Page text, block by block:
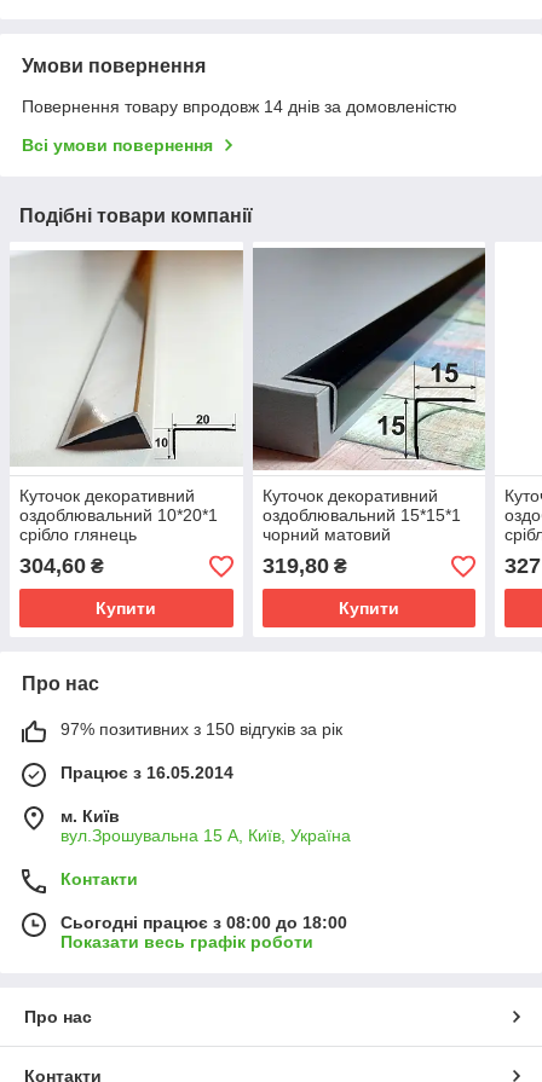
Умови повернення
Повернення товару впродовж 14 днів за домовленістю
Всі умови повернення
Подібні товари компанії
Куточок декоративний
оздоблювальний 10*20*1
срібло глянець
304,60 ₴
Купити
Куточок декоративний
оздоблювальний 15*15*1
чорний матовий
319,80₴
Купити
Про нас
97% позитивних з 150 відгуків за рік
Працює з 16.05.2014
м. Київ
вул.Зрошувальна 15 А, Київ, Україна
Контакти
Сьогодні працює з 08:00 до 18:00
Показати весь графік роботи
Про нас
Контакти